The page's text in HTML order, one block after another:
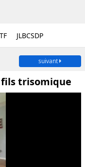
JLBCSDP
suivant
trisomique